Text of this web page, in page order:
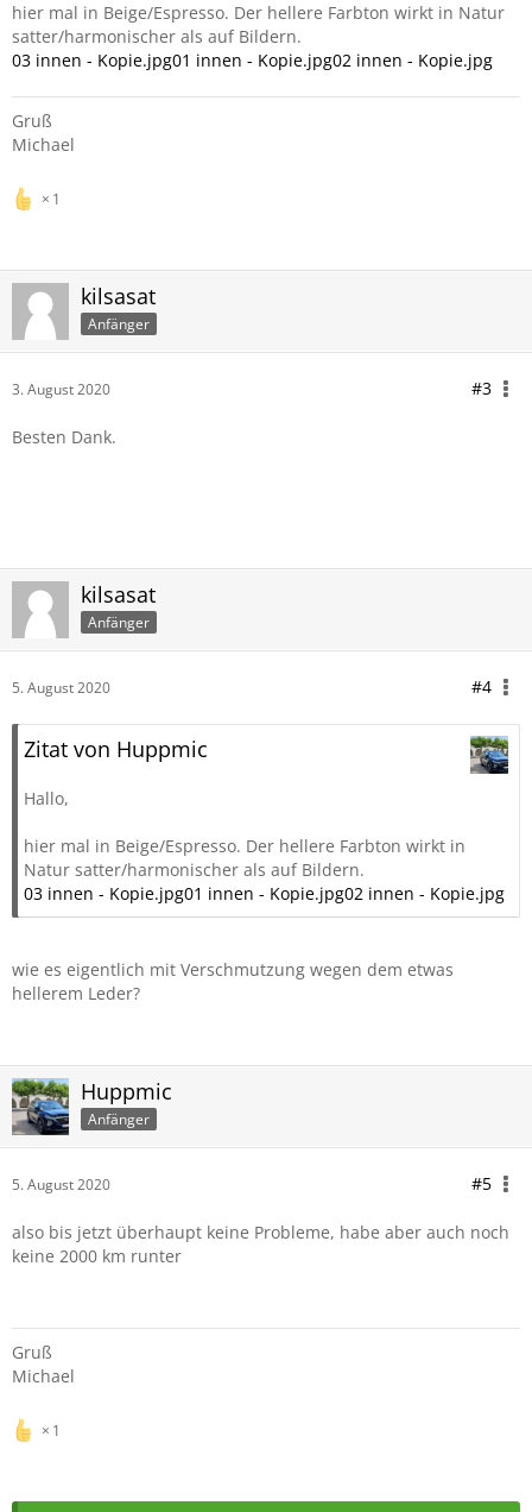
hier mal in Beige/Espresso. Der hellere Farbton wirkt in Natur
satter/harmonischer als auf Bildern.
03 innen - Kopie.jpg01 innen - Kopie.jpg02 innen - Kopie.jpg
Gruß
Michael
1
kilsasat
Anfänger
3. August 2020 #3
Besten Dank.
kilsasat
Anfänger
5. August 2020 #4
Zitat von Huppmic
Hallo,
hier mal in Beige/Espresso. Der hellere Farbton wirkt in
Natur satter/harmonischer als auf Bildern.
03 innen - Kopie.jpg01 innen - Kopie.jpg02 innen - Kopie.jpg
wie es eigentlich mit Verschmutzung wegen dem etwas
hellerem Leder?
Huppmic
Anfänger
5. August 2020 #5
also bis jetzt überhaupt keine Probleme, habe aber auch noch
keine 2000 km runter
Gruß
Michael
1